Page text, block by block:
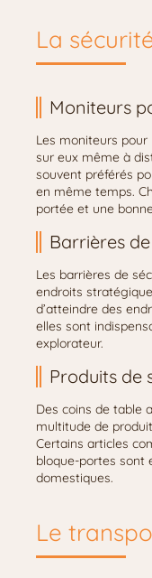
La
Moniteurs
Les moniteurs
sur eux même à
souvent préférés
en même temps.
portée et une
Barrières
Les barrières de
endroits
d’atteindre des
elles sont
explorateur.
Produits de
Des coins de table
multitude de
Certains articles
bloque-portes sont
domestiques.
Le